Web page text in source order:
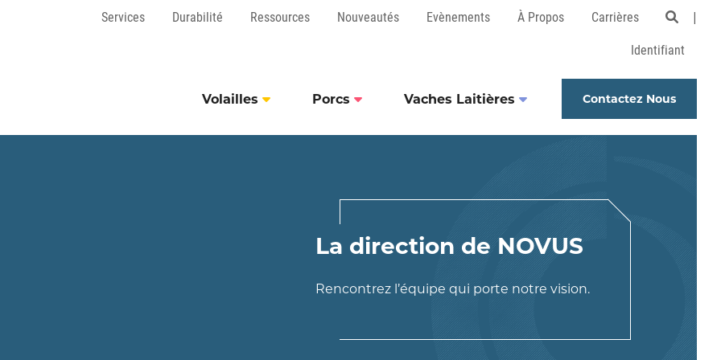
Services Durabilité Ressources Nouveautés Evènements À Propos Carrières
Identifiant
Volailles Porcs Vaches Laitières Contactez Nous
La direction de NOVUS
Rencontrez l’équipe qui porte notre vision.